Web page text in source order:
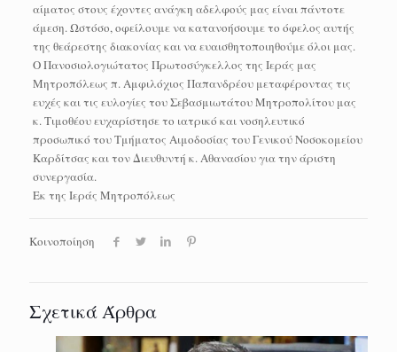
αίματος στους έχοντες ανάγκη αδελφούς μας είναι πάντοτε
άμεση. Ωστόσο, οφείλουμε να κατανοήσουμε το όφελος αυτής
της θεάρεστης διακονίας και να ευαισθητοποιηθούμε όλοι μας.
Ο Πανοσιολογιώτατος Πρωτοσύγκελλος της Ιεράς μας
Μητροπόλεως π. Αμφιλόχιος Παπανδρέου μεταφέροντας τις
ευχές και τις ευλογίες του Σεβασμιωτάτου Μητροπολίτου μας
κ. Τιμοθέου ευχαρίστησε το ιατρικό και νοσηλευτικό
προσωπικό του Τμήματος Αιμοδοσίας του Γενικού Νοσοκομείου
Καρδίτσας και τον Διευθυντή κ. Αθανασίου για την άριστη
συνεργασία.
Εκ της Ιεράς Μητροπόλεως
Κοινοποίηση
Σχετικά Άρθρα